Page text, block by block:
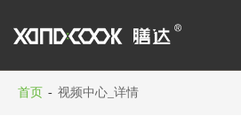
首页 - 视频中心_详情